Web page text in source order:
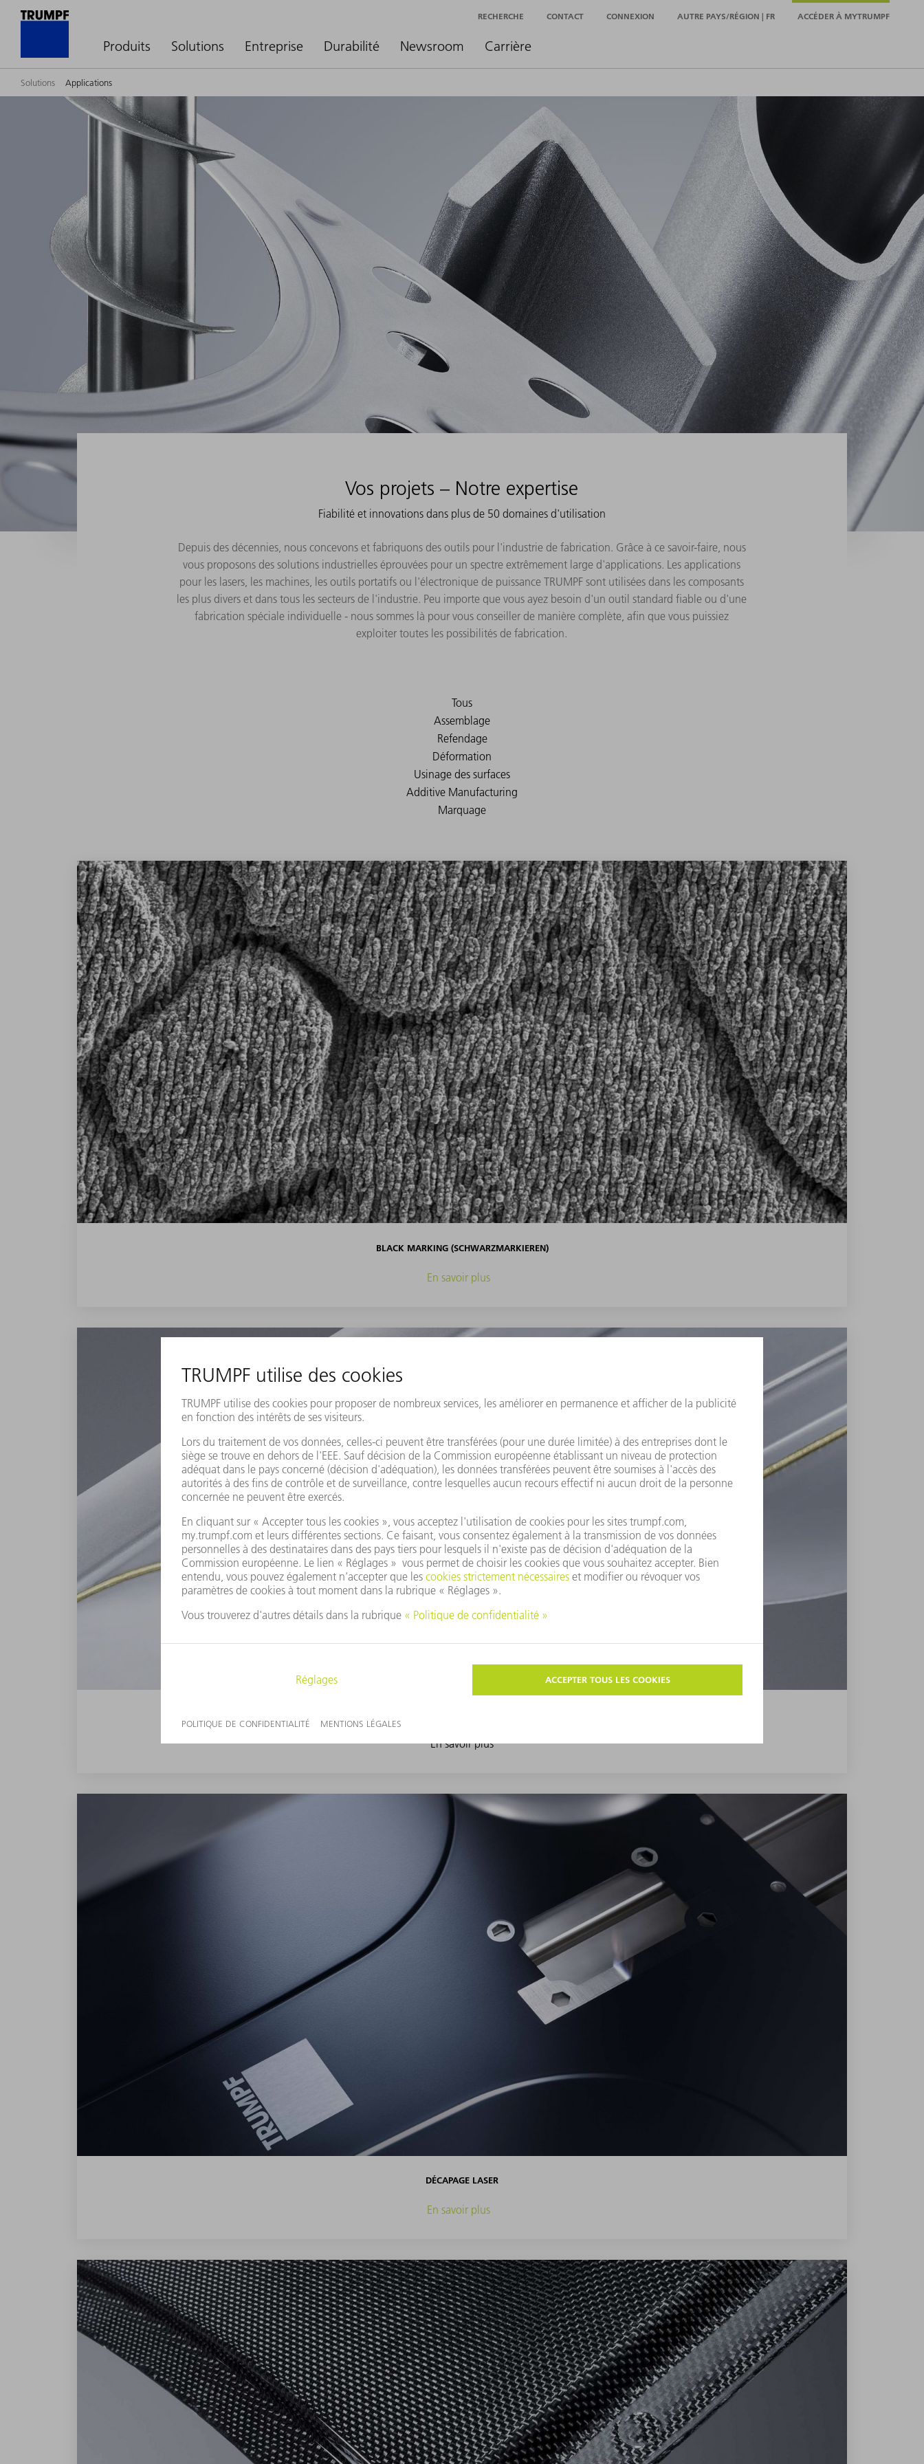
Produits Solutions Entreprise Durabilité Newsroom Carrière
RECHERCHE CONTACT CONNEXION AUTRE PAYS/RÉGION | FR ACCÉDER À MYTRUMPF
Solutions Applications
Vos projets – Notre expertise
Fiabilité et innovations dans plus de 50 domaines d'utilisation
Depuis des décennies, nous concevons et fabriquons des outils pour l'industrie de fabrication. Grâce à ce savoir-faire, nous
vous proposons des solutions industrielles éprouvées pour un spectre extrêmement large d'applications. Les applications
pour les lasers, les machines, les outils portatifs ou l'électronique de puissance TRUMPF sont utilisées dans les composants
les plus divers et dans tous les secteurs de l'industrie. Peu importe que vous ayez besoin d'un outil standard fiable ou d'une
fabrication spéciale individuelle - nous sommes là pour vous conseiller de manière complète, afin que vous puissiez
exploiter toutes les possibilités de fabrication.
BLACK MARKING (SCHWARZMARKIEREN)
En savoir plus
En savoir plus
DÉCAPAGE LASER
En savoir plus